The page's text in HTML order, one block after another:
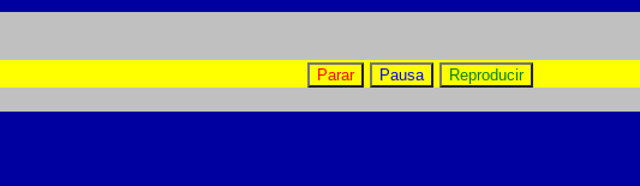
Parar Pausa Reproducir